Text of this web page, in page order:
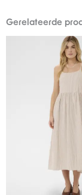
Gerelateerde